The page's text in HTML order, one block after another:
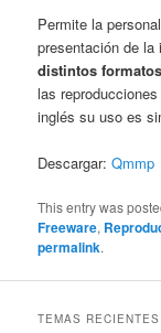
Permite la
presentación de
distintos
las
inglés su uso es
Descargar:Qmmp
This entry was
Freeware,
permalink.
TEMAS RECIENTES